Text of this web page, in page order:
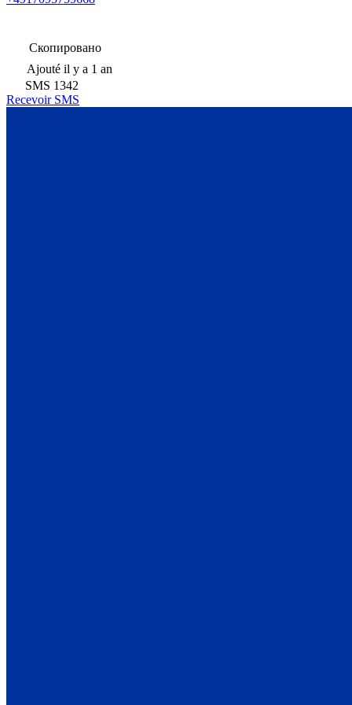
Скопировано
Ajouté il y a 1 an
SMS 1342
Recevoir SMS